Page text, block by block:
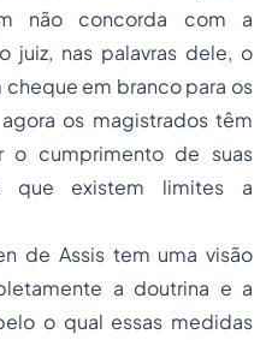
não concorda com a
juiz, nas palavras dele, o
cheque em branco para os
os magistrados têm
o cumprimento de suas
que existem limites a
de Assis tem uma visão
a doutrina e a
o qual essas medidas